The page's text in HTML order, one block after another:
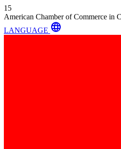
15
American Chamber of Commerce in
LANGUAGE language